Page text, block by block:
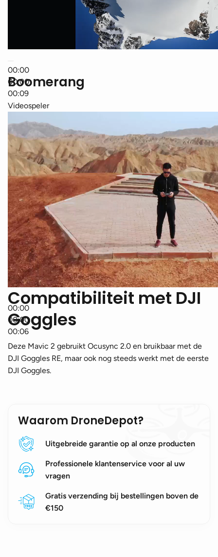
00:00
00:00
00:09
Boomerang
Videospeler
00:00
00:00
00:06
Compatibiliteit met DJI
Goggles
Deze Mavic 2 gebruikt Ocusync 2.0 en bruikbaar met de
DJI Goggles RE, maar ook nog steeds werkt met de eerste
DJI Goggles.
Waarom DroneDepot?
Uitgebreide garantie op al onze producten
Professionele klantenservice voor al uw
vragen
Gratis verzending bij bestellingen boven de
€150